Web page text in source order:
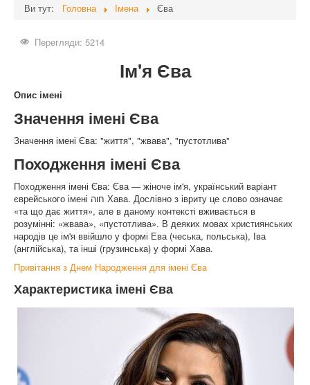
Здоров'я
Мати та дитина
Незвідане
Рецепти
Війна
Ви тут: Головна Імена Єва
Перегляди: 5214
Ім'я Єва
Опис імені
Значення імені Єва
Значення імені Єва: "життя", "жвава", "пустотлива"
Походження імені Єва
Походження імені Єва: Єва — жіноче ім'я, український варіант
єврейського імені חוה Хава. Дослівно з івриту це слово означає
«та що дає життя», але в даному контексті вживається в
розумінні: «жвава», «пустотлива». В деяких мовах християнських
народів це ім'я ввійшло у формі Ева (чеська, польська), Іва
(англійська), та інші (грузинська) у формі Хава.
Привітання з Днем Народження для імені Єва
Характеристика імені Єва